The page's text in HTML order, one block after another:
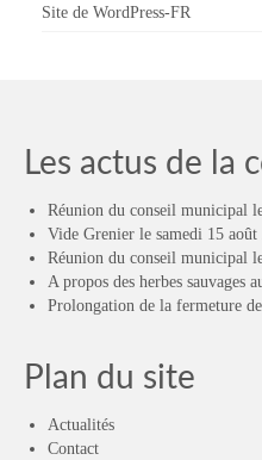
Site de WordPress-FR
Les actus de la
Réunion du conseil municipal
Vide Grenier le samedi 15 août
Réunion du conseil municipal
A propos des herbes sauvages
Prolongation de la fermeture
Plan du site
Actualités
Contact